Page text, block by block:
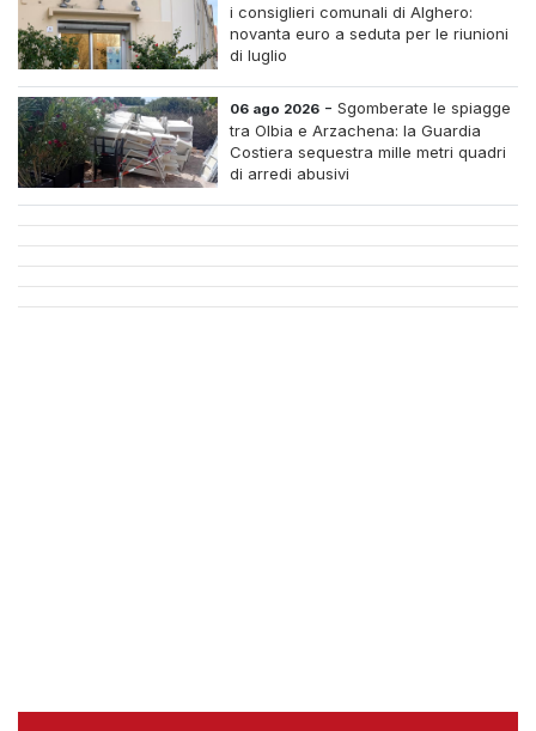
i consiglieri comunali di Alghero:
novanta euro a seduta per le riunioni
di luglio
06 ago 2026 -Sgomberate le spiagge
tra Olbia e Arzachena: la Guardia
Costiera sequestra mille metri quadri
di arredi abusivi